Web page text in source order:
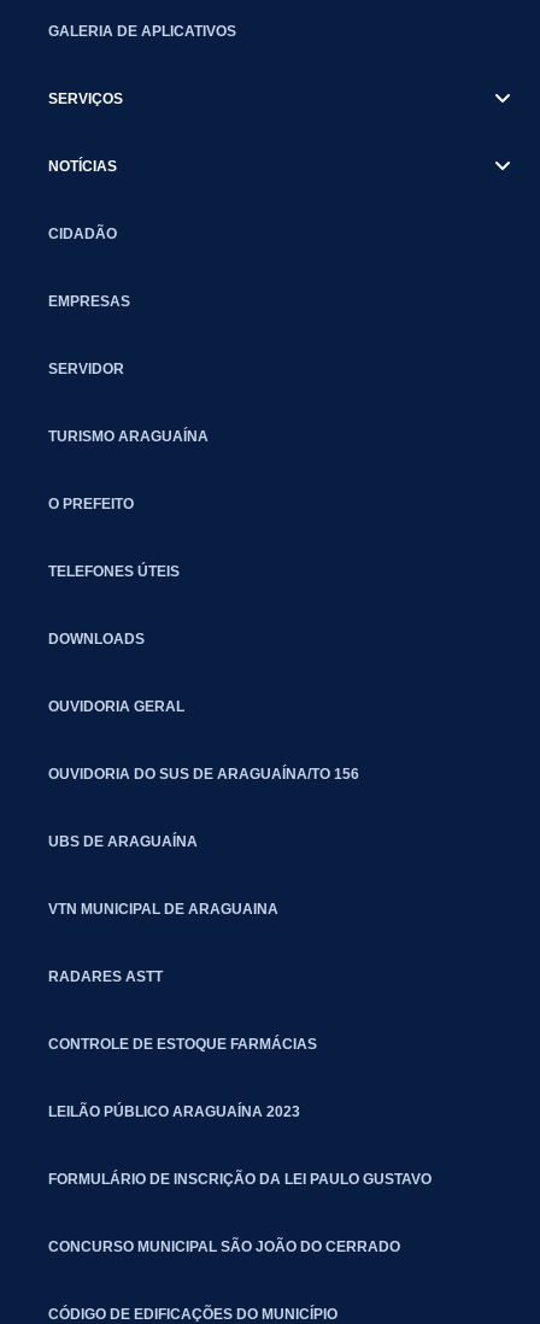
GALERIA DE APLICATIVOS
SERVIÇOS
NOTÍCIAS
CIDADÃO
EMPRESAS
SERVIDOR
TURISMO ARAGUAÍNA
O PREFEITO
TELEFONES ÚTEIS
DOWNLOADS
OUVIDORIA GERAL
OUVIDORIA DO SUS DE ARAGUAÍNA/TO 156
UBS DE ARAGUAÍNA
VTN MUNICIPAL DE ARAGUAINA
RADARES ASTT
CONTROLE DE ESTOQUE FARMÁCIAS
LEILÃO PÚBLICO ARAGUAÍNA 2023
FORMULÁRIO DE INSCRIÇÃO DA LEI PAULO GUSTAVO
CONCURSO MUNICIPAL SÃO JOÃO DO CERRADO
CÓDIGO DE EDIFICAÇÕES DO MUNICÍPIO